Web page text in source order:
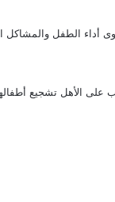
الطفل والمشاكل
على الأهل تشجيع